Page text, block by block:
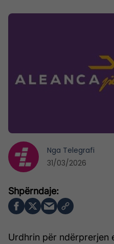
Urdhrin për ndërprerjen
Nga Telegrafi
31/03/2026